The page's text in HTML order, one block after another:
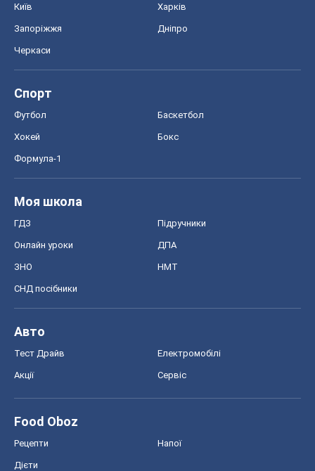
Київ Харків
Запоріжжя Дніпро
Черкаси
Спорт
Футбол Баскетбол
Хокей Бокс
Формула-1
Моя школа
ГДЗ Підручники
Онлайн уроки ДПА
ЗНО НМТ
СНД посібники
Авто
Тест Драйв Електромобілі
Акції Сервіс
Food Oboz
Рецепти Напої
Дієти